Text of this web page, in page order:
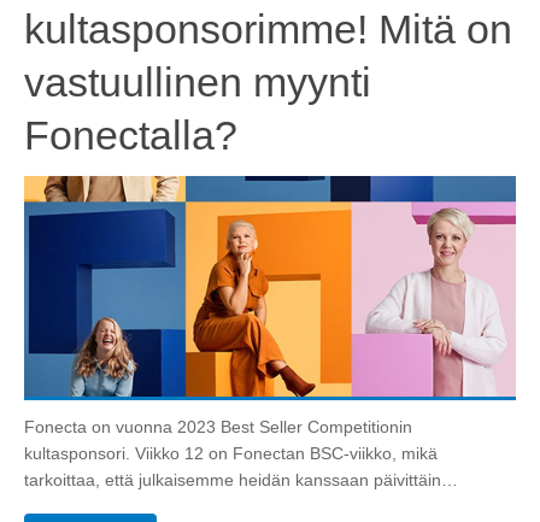
kultasponsorimme! Mitä on
vastuullinen myynti
Fonectalla?
Fonecta on vuonna 2023 Best Seller Competitionin
kultasponsori. Viikko 12 on Fonectan BSC-viikko, mikä
tarkoittaa, että julkaisemme heidän kanssaan päivittäin…